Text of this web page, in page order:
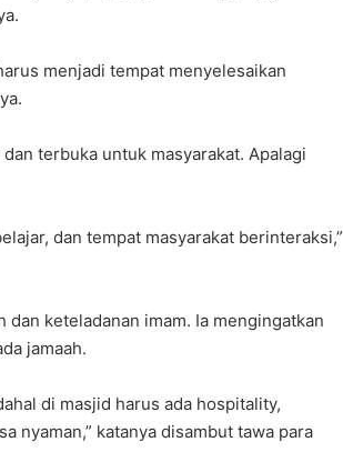
menjadi tempat menyelesaikan
terbuka untuk masyarakat. Apalagi
dan tempat masyarakat berinteraksi,”
keteladanan imam. Ia mengingatkan
jamaah.
di masjid harus ada hospitality,
nyaman,” katanya disambut tawa para